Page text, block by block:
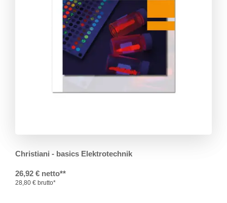
Christiani - basics Elektrotechnik
26,92 € netto**
28,80 € brutto*